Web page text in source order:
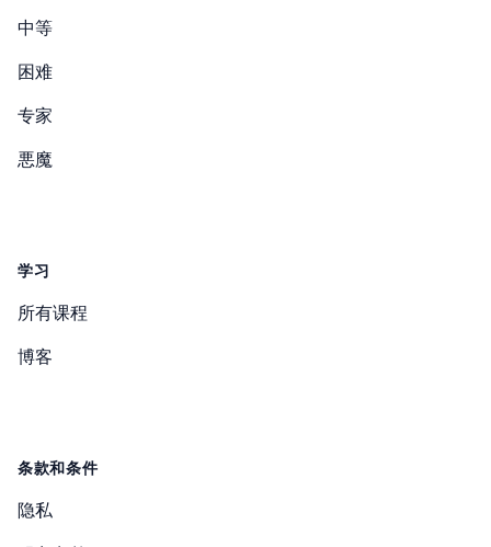
中等
困难
专家
悪魔
学习
所有课程
博客
条款和条件
隐私